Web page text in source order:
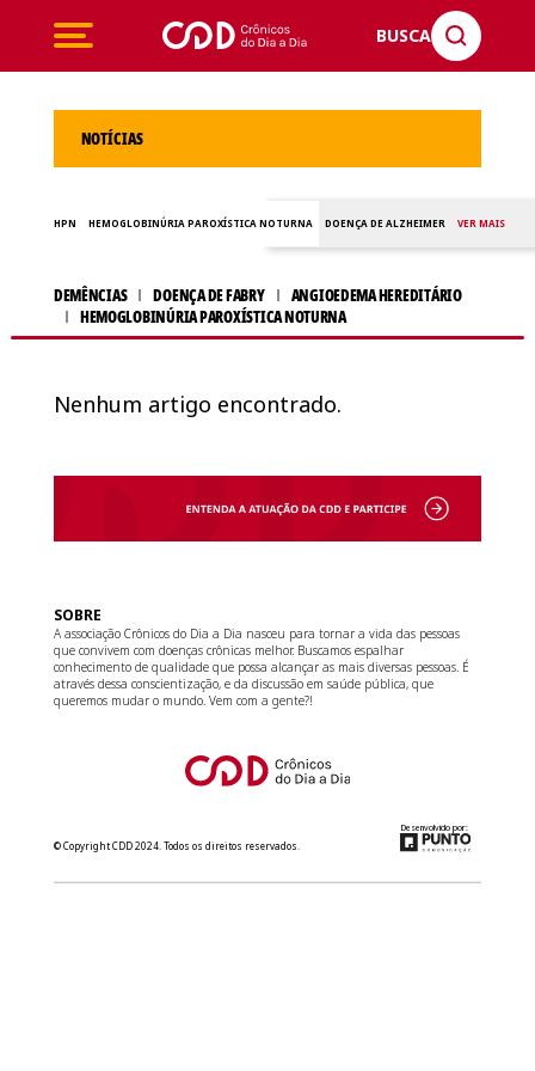
BUSCA
NOTÍCIAS
HPN HEMOGLOBINÚRIA PAROXÍSTICA NOTURNA DOENÇA DE ALZHEIMER VER MAIS
DEMÊNCIAS DOENÇA DE FABRY
ANGIOEDEMA HEREDITÁRIO
HEMOGLOBINÚRIA PAROXÍSTICA NOTURNA
Nenhum artigo encontrado.
SOBRE
A associação Crônicos do Dia a Dia nasceu para tornar a vida das pessoas
que convivem com doenças crônicas melhor. Buscamos espalhar
conhecimento de qualidade que possa alcançar as mais diversas pessoas. É
através dessa conscientização, e da discussão em saúde pública, que
queremos mudar o mundo. Vem com a gente?!
© Copyright CDD 2024. Todos os direitos reservados.
Desenvolvido por: